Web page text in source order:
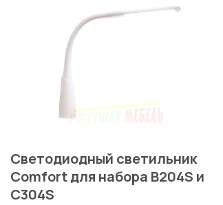
Светодиодный светильник
Comfort для набора B204S и
С304S